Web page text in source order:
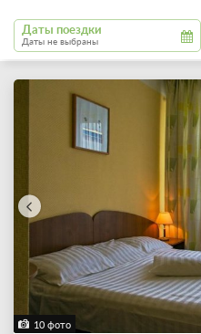
Даты поездки
Даты не выбраны
10 фото